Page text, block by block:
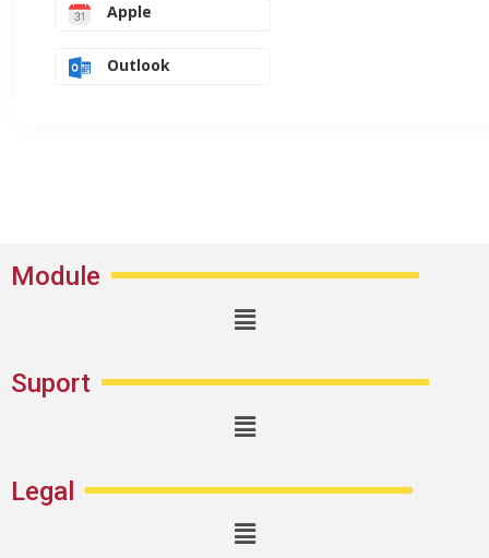
Apple
Outlook
Module
Suport
Legal